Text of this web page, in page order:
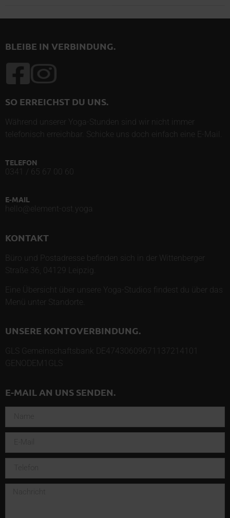
BLEIBE IN VERBINDUNG.
SO ERREICHST DU UNS.
Während unserer Yoga-Stunden sind wir nicht immer
telefonisch erreichbar. Schicke uns doch einfach eine E-Mail.
TELEFON
0341 / 65 67 00 60
E-MAIL
hello@element-ost.yoga
KONTAKT
Büro und Postadresse befinden sich in der Wittenberger
Straße 36, 04129 Leipzig.
Eine Übersicht über unsere Yoga-Studios findest du über das
Menü unter Standorte
UNSERE KONTOVERBINDUNG.
GLS Gemeinschaftsbank DE47430609671137214101
GENODEM1GLS
E-MAIL AN UNS SENDEN.